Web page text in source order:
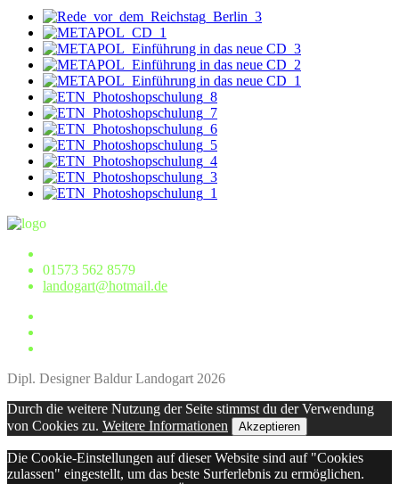
01573 562 8579
landogart@hotmail.de
Dipl. Designer Baldur Landogart 2026
Durch die weitere Nutzung der Seite stimmst du der Verwendung
von Cookies zu. Weitere Informationen Akzeptieren
Die Cookie-Einstellungen auf dieser Website sind auf "Cookies
zulassen" eingestellt, um das beste Surferlebnis zu ermöglichen.